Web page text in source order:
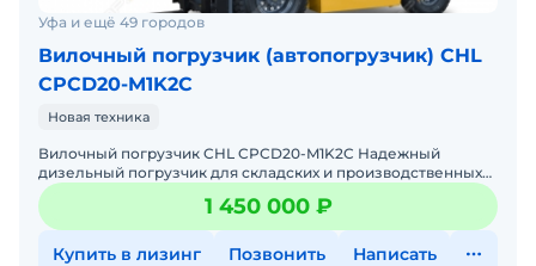
Уфа и ещё 49 городов
Вилочный погрузчик (автопогрузчик) CHL
CPCD20-M1K2C
Новая техника
Вилочный погрузчик CHL CPCD20-M1K2C Надежный
дизельный погрузчик для складских и производственных
1 450 000 ₽
Купить в лизинг Позвонить Написать